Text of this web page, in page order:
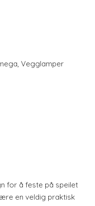
, Vegglamper
for å feste på speilet
en veldig praktisk